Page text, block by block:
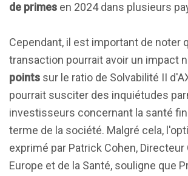
de primes en 2024 dans plusieurs
Cependant, il est important de noter
transaction pourrait avoir un impact
points sur le ratio de Solvabilité II
pourrait susciter des inquiétudes
investisseurs concernant la santé
terme de la société. Malgré cela,
exprimé par Patrick Cohen, Directeur
Europe et de la Santé, souligne que